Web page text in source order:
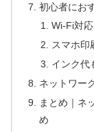
初心者にお
Wi-Fi対
スマホ印
インク代
ネットワー
まとめ｜ネ
め